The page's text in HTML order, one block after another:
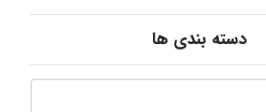
دسته بندی ها